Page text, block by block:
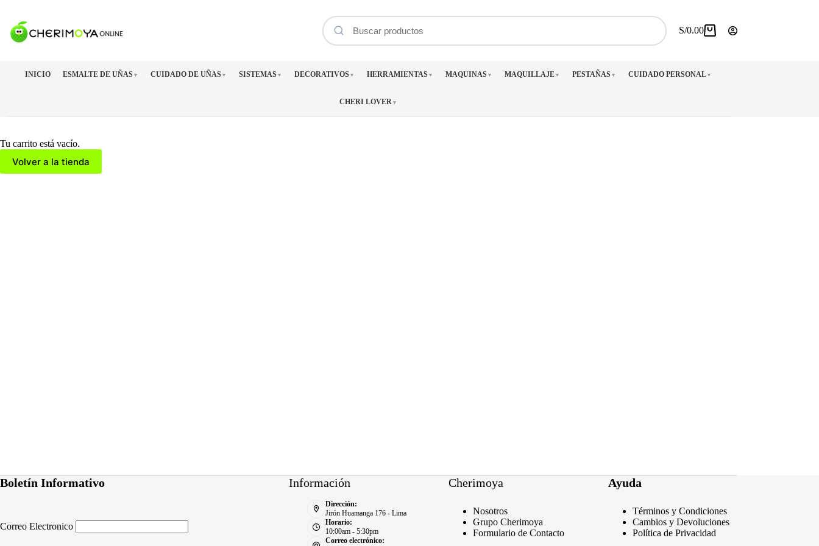
contenido
Carro
S/0.00
INICIO ESMALTE DE UÑAS ▼ CUIDADO DE UÑAS ▼ SISTEMAS ▼ DECORATIVOS ▼ HERRAMIENTAS ▼ MAQUINAS ▼ MAQUILLAJE ▼ PESTAÑAS ▼ CUIDADO PERSONAL ▼
CHERI LOVER ▼
Tu carrito está vacío.
Volver a la tienda
Boletín Informativo
Correo Electronico
Información
Dirección:
Jirón Huamanga 176 - Lima
Horario:
10:00am - 5:30pm
Correo electrónico:
Cherimoya
Nosotros
Grupo Cherimoya
Formulario de Contacto
Ayuda
Términos y Condiciones
Cambios y Devoluciones
Política de Privacidad